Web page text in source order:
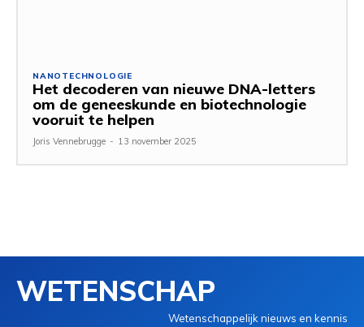
NANOTECHNOLOGIE
Het decoderen van nieuwe DNA-letters
om de geneeskunde en biotechnologie
vooruit te helpen
Joris Vennebrugge - 13 november 2025
WETENSCHAP
Wetenschappelijk nieuws en kennis